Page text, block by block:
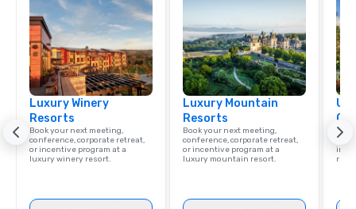
Luxury Winery
Resorts
Book your next meeting,
conference, corporate retreat,
or incentive program at a
luxury winery resort.
Luxury Mountain
Resorts
Book your next meeting,
conference, corporate retreat,
or incentive program at a
luxury mountain resort.
Find